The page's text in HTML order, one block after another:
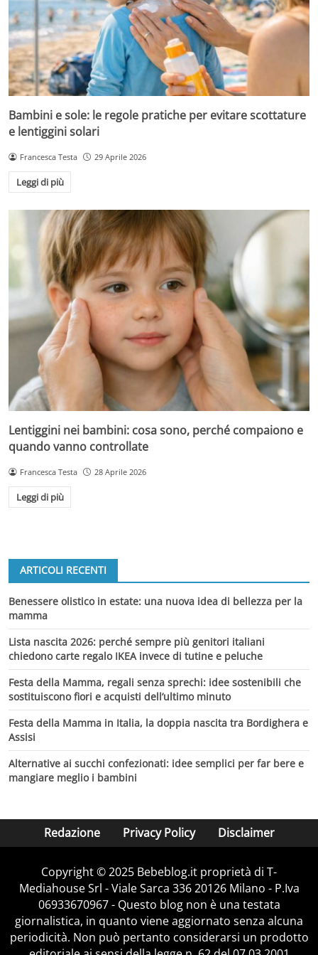
Bambini e sole: le regole pratiche per evitare scottature
e lentiggini solari
Francesca Testa 29 Aprile 2026
Leggi di più
Lentiggini nei bambini: cosa sono, perché compaiono e
quando vanno controllate
Francesca Testa 28 Aprile 2026
Leggi di più
ARTICOLI RECENTI
Benessere olistico in estate: una nuova idea di bellezza per la
mamma
Lista nascita 2026: perché sempre più genitori italiani
chiedono carte regalo IKEA invece di tutine e peluche
Festa della Mamma, regali senza sprechi: idee sostenibili che
sostituiscono fiori e acquisti dell’ultimo minuto
Festa della Mamma in Italia, la doppia nascita tra Bordighera e
Assisi
Alternative ai succhi confezionati: idee semplici per far bere e
mangiare meglio i bambini
Redazione Privacy Policy Disclaimer
Copyright © 2025 Bebeblog.it proprietà di T-
Mediahouse Srl - Viale Sarca 336 20126 Milano - P.Iva
06933670967 - Questo blog non è una testata
giornalistica, in quanto viene aggiornato senza alcuna
periodicità. Non può pertanto considerarsi un prodotto